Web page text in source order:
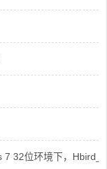
7 32位环境下，